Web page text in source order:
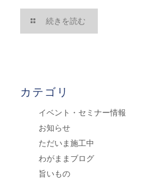
続きを読む
カテゴリ
イベント・セミナー情報
お知らせ
ただいま施工中
わがままブログ
旨いもの